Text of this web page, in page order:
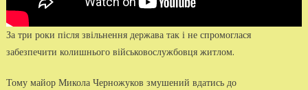
За три роки після звільнення держава так і не спромоглася
забезпечити колишнього військовослужбовця житлом.
Тому майор Микола Черножуков змушений вдатись до